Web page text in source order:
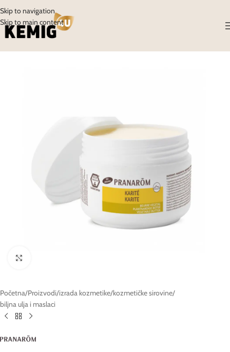
Skip to navigation
Skip to main content
Početna/Proizvodi/izrada kozmetike/kozmetičke sirovine/
biljna ulja i maslaci